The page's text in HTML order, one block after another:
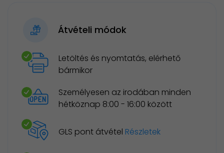
Átvételi módok
Letöltés és nyomtatás, elérhető
bármikor
Személyesen az irodában minden
hétköznap 8:00 - 16:00 között
GLS pont átvétel Részletek